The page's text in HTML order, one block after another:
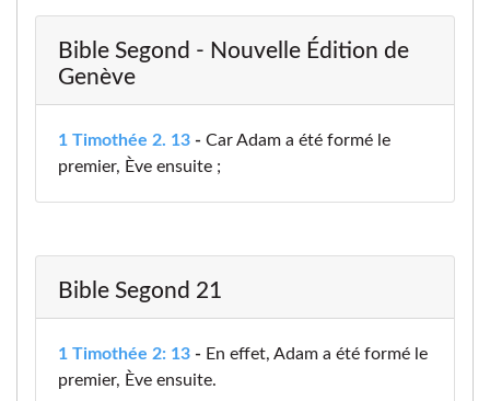
Bible Segond - Nouvelle Édition de
Genève
1 Timothée 2. 13 - Car Adam a été formé le
premier, Ève ensuite ;
Bible Segond 21
1 Timothée 2: 13 - En effet, Adam a été formé le
premier, Ève ensuite.